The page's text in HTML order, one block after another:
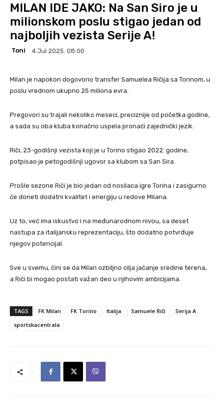
MILAN IDE JAKO: Na San Siro je u
milionskom poslu stigao jedan od
najboljih vezista Serije A!
Toni 4 Jul 2025. 08:00
Milan je napokon dogovorio transfer Samuelea Ričija sa Torinom, u
poslu vrednom ukupno 25 miliona evra.
Pregovori su trajali nekoliko meseci, preciznije od početka godine,
a sada su oba kluba konačno uspela pronaći zajednički jezik.
Riči, 23-godišnji vezista koji je u Torino stigao 2022. godine,
potpisao je petogodišnji ugovor sa klubom sa San Sira.
Prošle sezone Riči je bio jedan od nosilaca igre Torina i zasigurno
će doneti dodatni kvalitet i energiju u redove Milana.
Uz to, već ima iskustvo i na međunarodnom nivou, sa deset
nastupa za italijansku reprezentaciju, što dodatno potvrđuje
njegov potencijal.
Sve u svemu, čini se da Milan ozbiljno cilja jačanje sredine terena,
a Riči bi mogao postati važan deo u njihovim ambicijama.
TAGS FK Milan FK Torino Italija Samuele Riči
Serija A
sportskacentrala